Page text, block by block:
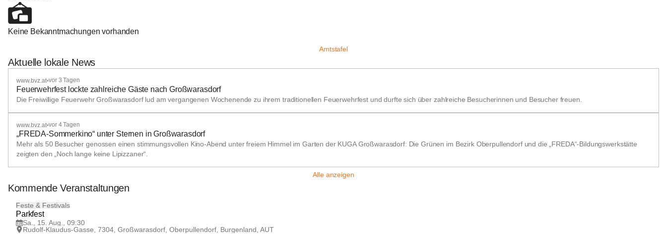
Keine Bekanntmachungen vorhanden
Amtstafel
Aktuelle lokale News
www.bvz.at•vor 3 Tagen
Feuerwehrfest lockte zahlreiche Gäste nach Großwarasdorf
Die Freiwillige Feuerwehr Großwarasdorf lud am vergangenen Wochenende zu ihrem traditionellen Feuerwehrfest und durfte sich über zahlreiche Besucherinnen und Besucher freuen.
www.bvz.at•vor 4 Tagen
„FREDA-Sommerkino“ unter Sternen in Großwarasdorf
Mehr als 50 Besucher genossen einen stimmungsvollen Kino-Abend unter freiem Himmel im Garten der KUGA Großwarasdorf: Die Grünen im Bezirk Oberpullendorf und die „FREDA“-Bildungswerkstätte
zeigten den „Noch lange keine Lipizzaner“.
Alle anzeigen
Kommende Veranstaltungen
15
AUG
Feste & Festivals
Parkfest
Sa., 15. Aug., 09:30
Rudolf-Klaudus-Gasse, 7304, Großwarasdorf, Oberpullendorf, Burgenland, AUT